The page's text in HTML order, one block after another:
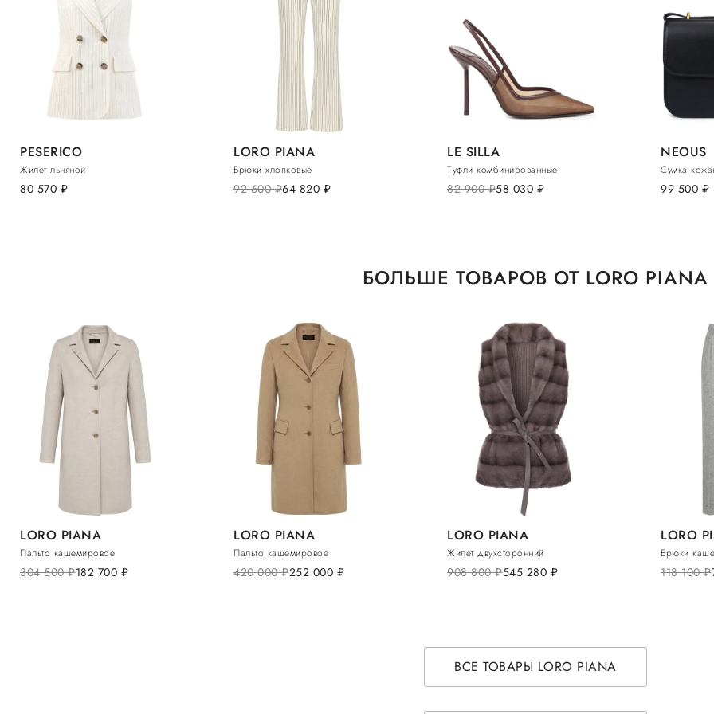
PESERICO
Жилет льняной
80 570 руб.
LORO PIANA
Брюки хлопковые
92 600руб.64 820 руб.
LE SILLA
Туфли комбинированные
82 900руб.58 030 руб.
NEOUS
Сумка
99 500 руб.
БОЛЬШЕ ТОВАРОВ ОТ LORO PIANA
LORO PIANA
Пальто кашемировое
304 500руб.182 700 руб.
LORO PIANA
Пальто кашемировое
420 000руб.252 000 руб.
LORO PIANA
Жилет двухсторонний
908 800руб.545 280 руб.
LORO
Брюки
118 100руб.
ВСЕ ТОВАРЫ LORO PIANA